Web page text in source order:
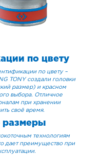
по цвету
по цвету –
TONY создали головки
размер) и красном
выбора. Отличное
при хранении
своё время.
размеры
технологиям
дает преимущество при